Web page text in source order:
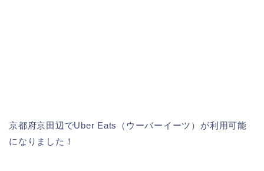
京都府京田辺でUber Eats（ウーバーイーツ）が利用可能
になりました！